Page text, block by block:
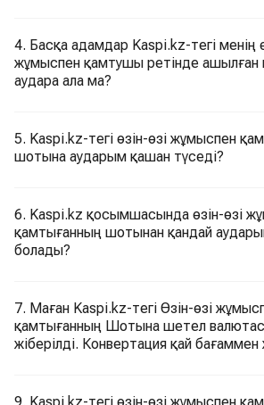
4. Басқа адамдар Kaspi.kz-тегі менің
жұмыспен қамтушы ретінде
аудара ала ма?
5. Kaspi.kz-тегі өзін-өзі жұмыспен
шотына аударым қашан түседі?
6. Kaspi.kz қосымшасында өзін-өзі
қамтығанның шотынан қандай
болады?
7. Маған Kaspi.kz-тегі Өзін-өзі
қамтығанның Шотына шетел
жіберілді. Конвертация қай